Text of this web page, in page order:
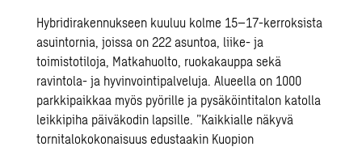
Hybridirakennukseen kuuluu kolme 15–17-kerroksista
asuintornia, joissa on 222 asuntoa, liike- ja
toimistotiloja, Matkahuolto, ruokakauppa sekä
ravintola- ja hyvinvointipalveluja. Alueella on 1000
parkkipaikkaa myös pyörille ja pysäköintitalon katolla
leikkipiha päiväkodin lapsille. ”Kaikkialle näkyvä
tornitalokokonaisuus edustaakin Kuopion